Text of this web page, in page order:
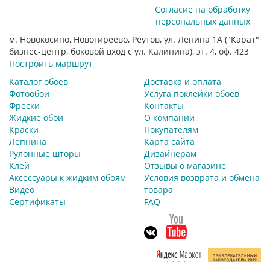
Согласие на обработку
персональных данных
м. Новокосино, Новогиреево, Реутов, ул. Ленина 1А ("Карат"
бизнес-центр, боковой вход с ул. Калинина), эт. 4, оф. 423
Построить маршрут
Каталог обоев
Фотообои
Фрески
Жидкие обои
Краски
Лепнина
Рулонные шторы
Клей
Аксессуары к жидким обоям
Видео
Сертификаты
Доставка и оплата
Услуга поклейки обоев
Контакты
О компании
Покупателям
Карта сайта
Дизайнерам
Отзывы о магазине
Условия возврата и обмена
товара
FAQ